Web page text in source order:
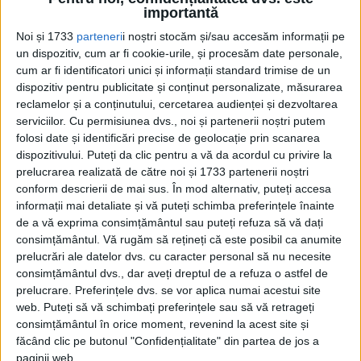
importantă
Noi și 1733 partenerii noștri stocăm și/sau accesăm informații pe
un dispozitiv, cum ar fi cookie-urile, și procesăm date personale,
cum ar fi identificatori unici și informații standard trimise de un
dispozitiv pentru publicitate și conținut personalizate, măsurarea
reclamelor și a conținutului, cercetarea audienței și dezvoltarea
serviciilor. Cu permisiunea dvs., noi și partenerii noștri putem
folosi date și identificări precise de geolocație prin scanarea
dispozitivului. Puteți da clic pentru a vă da acordul cu privire la
prelucrarea realizată de către noi și 1733 partenerii noștri
conform descrierii de mai sus. În mod alternativ, puteți accesa
informații mai detaliate și vă puteți schimba preferințele înainte
de a vă exprima consimțământul sau puteți refuza să vă dați
consimțământul. Vă rugăm să rețineți că este posibil ca anumite
prelucrări ale datelor dvs. cu caracter personal să nu necesite
consimțământul dvs., dar aveți dreptul de a refuza o astfel de
prelucrare. Preferințele dvs. se vor aplica numai acestui site
web. Puteți să vă schimbați preferințele sau să vă retrageți
consimțământul în orice moment, revenind la acest site și
făcând clic pe butonul "Confidențialitate" din partea de jos a
paginii web.
Ziaristul A. Dumbrăveanu de la „Realitatea Ilustrată” primește
Cea mai mare revistă de istorie din Europa!.
Media KIT
PORTOFOLIU
Capital
Evenimentul Zilei